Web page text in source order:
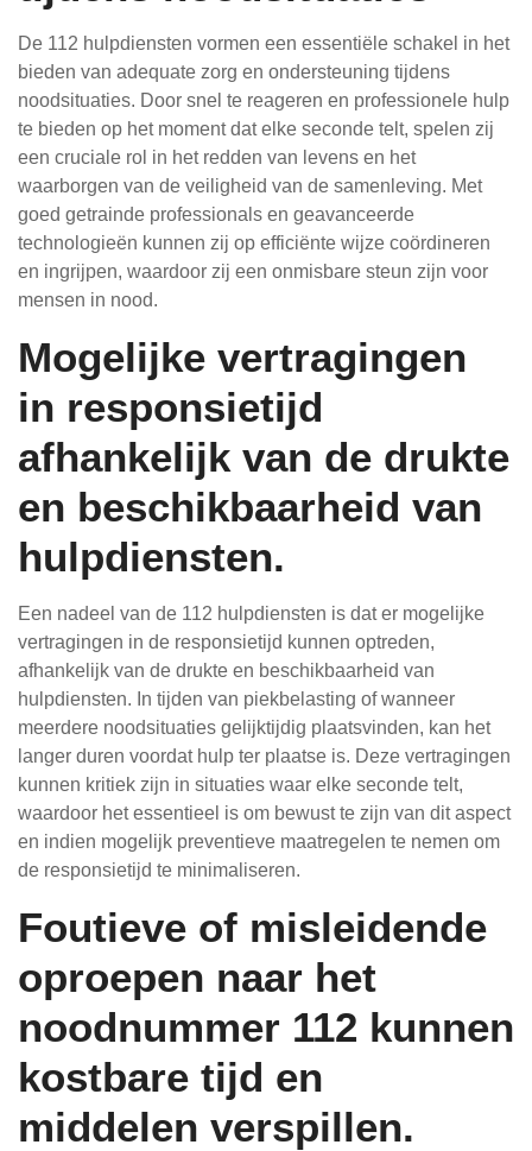
De 112 hulpdiensten vormen een essentiële schakel in het
bieden van adequate zorg en ondersteuning tijdens
noodsituaties. Door snel te reageren en professionele hulp
te bieden op het moment dat elke seconde telt, spelen zij
een cruciale rol in het redden van levens en het
waarborgen van de veiligheid van de samenleving. Met
goed getrainde professionals en geavanceerde
technologieën kunnen zij op efficiënte wijze coördineren
en ingrijpen, waardoor zij een onmisbare steun zijn voor
mensen in nood.
Mogelijke vertragingen
in responsietijd
afhankelijk van de drukte
en beschikbaarheid van
hulpdiensten.
Een nadeel van de 112 hulpdiensten is dat er mogelijke
vertragingen in de responsietijd kunnen optreden,
afhankelijk van de drukte en beschikbaarheid van
hulpdiensten. In tijden van piekbelasting of wanneer
meerdere noodsituaties gelijktijdig plaatsvinden, kan het
langer duren voordat hulp ter plaatse is. Deze vertragingen
kunnen kritiek zijn in situaties waar elke seconde telt,
waardoor het essentieel is om bewust te zijn van dit aspect
en indien mogelijk preventieve maatregelen te nemen om
de responsietijd te minimaliseren.
Foutieve of misleidende
oproepen naar het
noodnummer 112 kunnen
kostbare tijd en
middelen verspillen.